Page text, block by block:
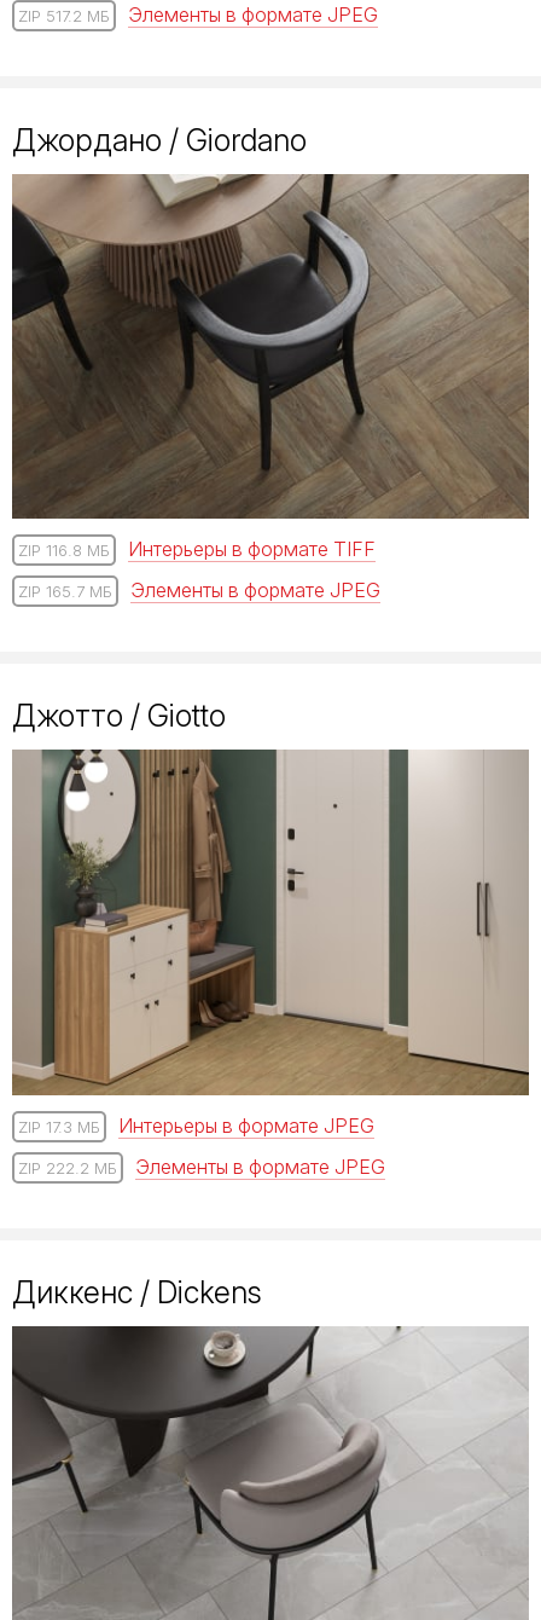
ZIP 517.2 МБ Элементы в формате JPEG
Джордано / Giordano
ZIP 116.8 МБ Интерьеры в формате TIFF
ZIP 165.7 МБ Элементы в формате JPEG
Джотто / Giotto
ZIP 17.3 МБ Интерьеры в формате JPEG
ZIP 222.2 МБ Элементы в формате JPEG
Диккенс / Dickens